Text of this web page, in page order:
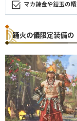
マカ錬金や鎧玉の
踊火の儀限定装備の